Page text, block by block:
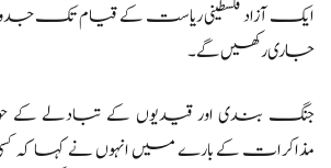
ایک آزاد فلسطینی ریاست کے قیام تک
جاری رکھیں گے۔
جنگ بندی اور قیدیوں کے تبادلے کے
مذاکرات کے بارے میں انہوں نے کہا کہ